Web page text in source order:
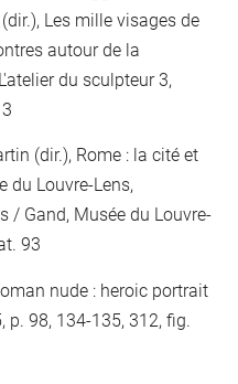
Les mille visages de
autour de la
du sculpteur 3,
(dir.), Rome : la cité et
du Louvre-Lens,
/ Gand, Musée du Louvre-
93
nude : heroic portrait
p. 98, 134-135, 312, fig.